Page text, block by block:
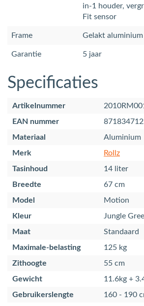
in-1 houder,
Fit sensor
Frame Gelakt aluminium
Garantie 5 jaar
Specificaties
Artikelnummer
EAN nummer
Materiaal
Aluminium
Merk
Rollz
Tasinhoud
14 liter
Breedte
67 cm
Model
Motion
Kleur
Jungle
Maat
Standaard
Maximale-belasting
125 kg
Zithoogte
55 cm
Gewicht
11.6kg +
Gebruikerslengte
160 - 190